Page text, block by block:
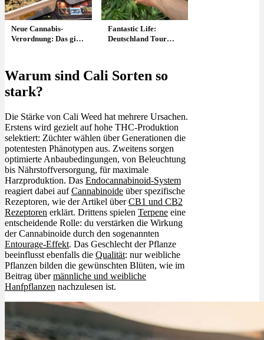
Neue Cannabis-
Verordnung: Das gilt
Fantastic Life:
Deutschland Tour
alle Folgen
Warum sind Cali Sorten so
stark?
Die Stärke von Cali Weed hat mehrere Ursachen.
Erstens wird gezielt auf hohe THC-Produktion
selektiert: Züchter wählen über Generationen die
potentesten Phänotypen aus. Zweitens sorgen
optimierte Anbaubedingungen, von Beleuchtung
bis Nährstoffversorgung, für maximale
Harzproduktion. Das Endocannabinoid-System
reagiert dabei aufCannabinoide über spezifische
Rezeptoren, wie der Artikel überCB1 und CB2
Rezeptoren erklärt. Drittens spielen Terpene eine
entscheidende Rolle: du verstärken die Wirkung
der Cannabinoide durch den sogenannten
Entourage-Effekt. Das Geschlecht der Pflanze
beeinflusst ebenfalls die Qualität: nur weibliche
Pflanzen bilden die gewünschten Blüten, wie im
Beitrag übermännliche und weibliche
Hanfpflanzen nachzulesen ist.